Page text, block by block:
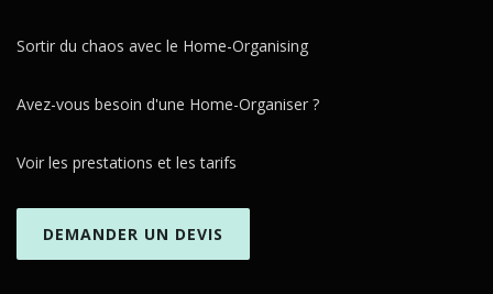
Sortir du chaos avec le Home-Organising
Avez-vous besoin d'une Home-Organiser ?
Voir les prestations et les tarifs
DEMANDER UN DEVIS